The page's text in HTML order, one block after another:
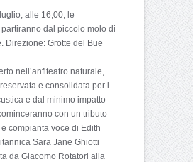
alle 16,00, le
dal piccolo molo di
Direzione: Grotte del Bue
nell’anfiteatro naturale,
e consolidata per i
e dal minimo impatto
con un tributo
compianta voce di Edith
Sara Jane Ghiotti
da Giacomo Rotatori alla